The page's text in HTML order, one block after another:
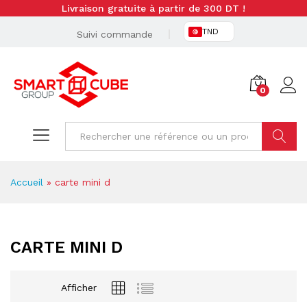
Livraison gratuite à partir de 300 DT !
Suivi commande TND
0
Accueil » carte mini d
CARTE MINI D
Afficher